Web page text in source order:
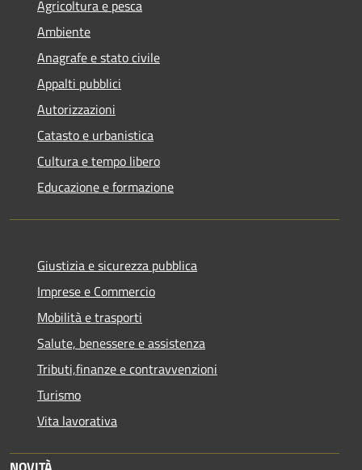
Agricoltura e pesca
Ambiente
Anagrafe e stato civile
Appalti pubblici
Autorizzazioni
Catasto e urbanistica
Cultura e tempo libero
Educazione e formazione
Giustizia e sicurezza pubblica
Imprese e Commercio
Mobilità e trasporti
Salute, benessere e assistenza
Tributi,finanze e contravvenzioni
Turismo
Vita lavorativa